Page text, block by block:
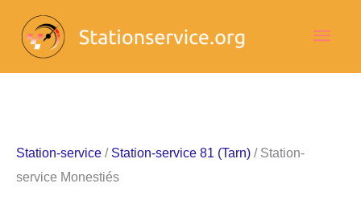
contenu
Station-service / Station-service 81 (Tarn) / Station-
service Monestiés